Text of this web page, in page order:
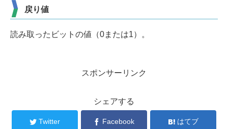
戻り値
読み取ったビットの値（0または1）。
スポンサーリンク
シェアする
Twitter Facebook はてブ